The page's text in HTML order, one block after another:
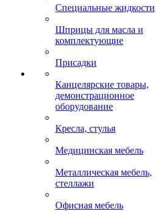
Специальные жидкости
Шприцы для масла и
комплектующие
Присадки
Канцелярские товары,
демонстрационное
оборудование
Кресла, стулья
Медицинская мебель
Металлическая мебель,
стеллажи
Офисная мебель